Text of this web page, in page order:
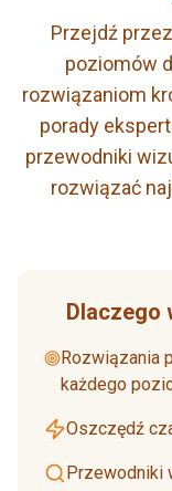
Przejdź
poziomów
rozwiązaniom
porady
przewodniki
rozwiązać
Dlaczego
Rozwiązania
każdego
Oszczędź
Przewodniki